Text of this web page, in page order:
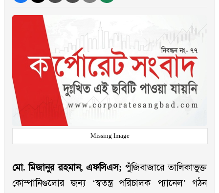
Missing Image
মো. মিজানুর রহমান, এফসিএস; পুঁজিবাজারে তালিকাভুক্ত
কোম্পানিগুলোর জন্য ‘স্বতন্ত্র পরিচালক প্যানেল’ গঠন